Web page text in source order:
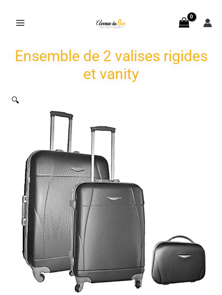
Ensemble de 2 valises rigides
et vanity
🔍